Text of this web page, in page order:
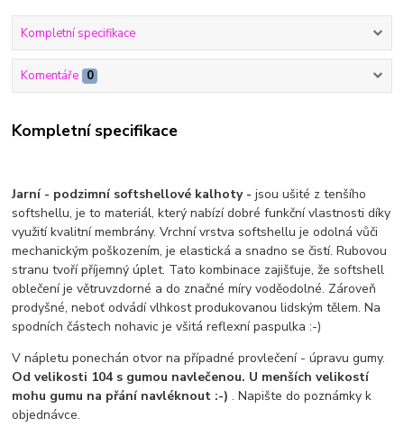
Kompletní specifikace
Komentáře 0
Kompletní specifikace
Jarní - podzimní softshellové kalhoty -jsou ušité z tenšího
softshellu, je to materiál, který nabízí dobré funkční vlastnosti díky
využití kvalitní membrány. Vrchní vrstva softshellu je odolná vůči
mechanickým poškozením, je elastická a snadno se čistí. Rubovou
stranu tvoří příjemný úplet. Tato kombinace zajišťuje, že softshell
oblečení je větruvzdorné a do značné míry voděodolné. Zároveň
prodyšné, neboť odvádí vlhkost produkovanou lidským tělem. Na
spodních částech nohavic je všitá reflexní paspulka :-)
V nápletu ponechán otvor na případné provlečení - úpravu gumy.
Od velikosti 104 s gumou navlečenou. U menších velikostí
mohu gumu na přání navléknout :-) . Napište do poznámky k
objednávce.